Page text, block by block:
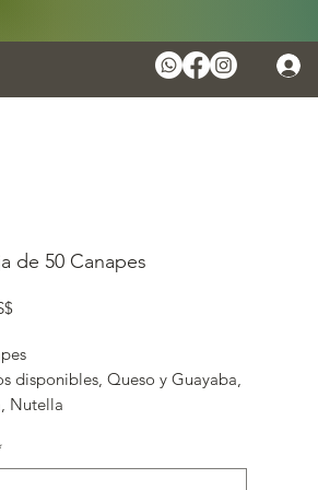
de 50 Canapes
Precio
disponibles, Queso y Guayaba,
Nutella
referencia para tamaño, algunos